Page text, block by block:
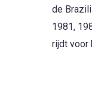
de
1981,
rijdt voor